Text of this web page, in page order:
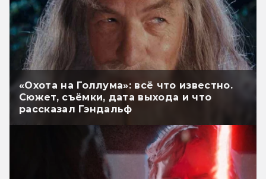
«Охота на Голлума»: всё что известно.
Сюжет, съёмки, дата выхода и что
рассказал Гэндальф